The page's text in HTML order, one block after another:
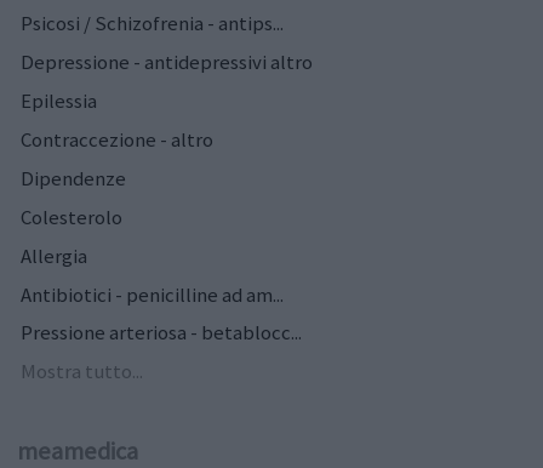
Psicosi / Schizofrenia - antips...
Depressione - antidepressivi altro
Epilessia
Contraccezione - altro
Dipendenze
Colesterolo
Allergia
Antibiotici - penicilline ad am...
Pressione arteriosa - betablocc...
Mostra tutto...
meamedica